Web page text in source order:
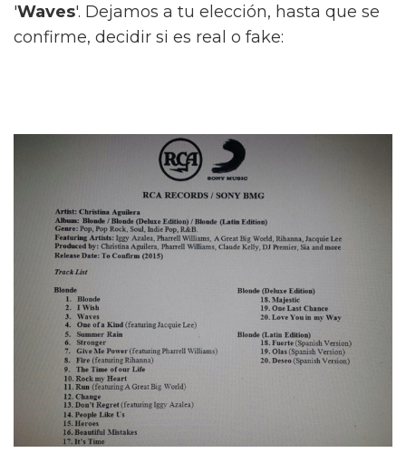
'Waves'. Dejamos a tu elección, hasta que se
confirme, decidir si es real o fake: